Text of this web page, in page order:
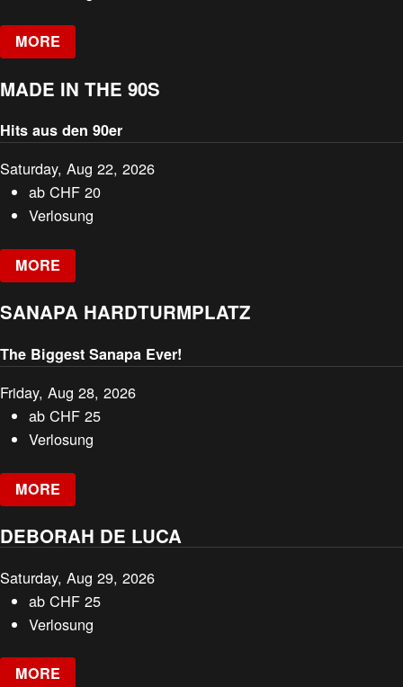
MORE
MADE IN THE 90S
Hits aus den 90er
Saturday, Aug 22, 2026
abCHF 20
Verlosung
MORE
SANAPA HARDTURMPLATZ
The Biggest Sanapa Ever!
Friday, Aug 28, 2026
abCHF 25
Verlosung
MORE
DEBORAH DE LUCA
Saturday, Aug 29, 2026
abCHF 25
Verlosung
MORE